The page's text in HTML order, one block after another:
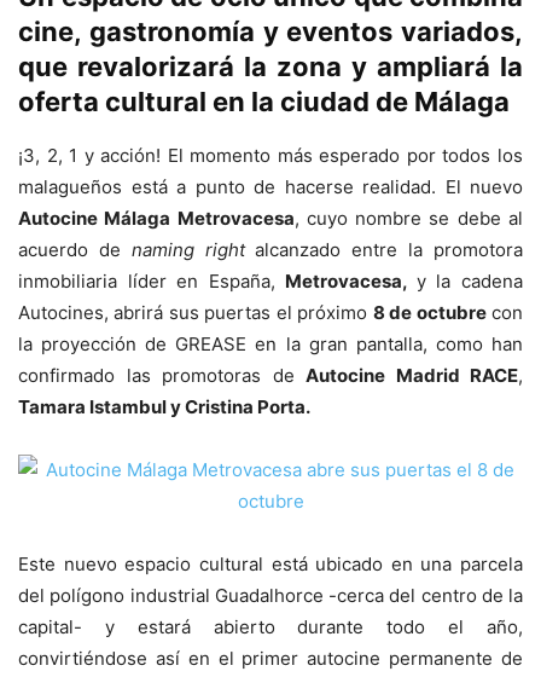
cine, gastronomía y eventos variados,
que revalorizará la zona y ampliará la
oferta cultural en la ciudad de Málaga
¡3, 2, 1 y acción! El momento más esperado por todos los
malagueños está a punto de hacerse realidad. El nuevo
Autocine Málaga Metrovacesa, cuyo nombre se debe al
acuerdo de naming rightalcanzado entre la promotora
inmobiliaria líder en España, Metrovacesa, y la cadena
Autocines, abrirá sus puertas el próximo 8 de octubrecon
la proyección de GREASE en la gran pantalla, como han
confirmado las promotoras de Autocine Madrid RACE,
Tamara Istambul y Cristina Porta.
Este nuevo espacio cultural está ubicado en una parcela
del polígono industrial Guadalhorce -cerca del centro de la
capital- y estará abierto durante todo el año,
convirtiéndose así en el primer autocine permanente de